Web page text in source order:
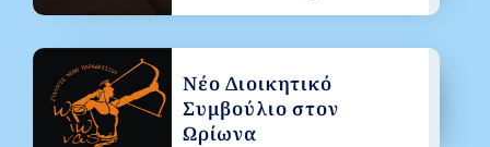
Νέο Διοικητικό
Συμβούλιο στον
Ωρίωνα